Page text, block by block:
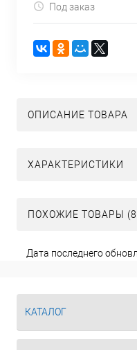
Под заказ
ОПИСАНИЕ ТОВАРА
ХАРАКТЕРИСТИКИ
ПОХОЖИЕ ТОВАРЫ
Дата последнего
КАТАЛОГ